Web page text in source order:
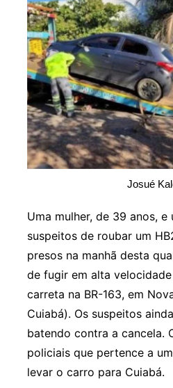
Josué
Uma mulher, de 39 anos,
suspeitos de roubar um
presos na manhã desta
de fugir em alta
carreta na BR-163, em
Cuiabá). Os suspeitos
batendo contra a cancela.
policiais que pertence a
levar o carro para Cuiabá.